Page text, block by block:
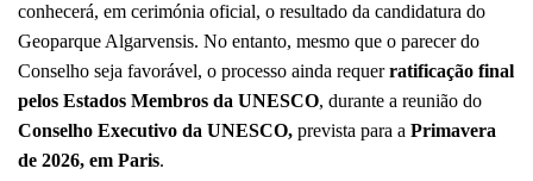
conhecerá, em cerimónia oficial, o resultado da candidatura do
Geoparque Algarvensis. No entanto, mesmo que o parecer do
Conselho seja favorável, o processo ainda requerratificação final
pelos Estados Membros da UNESCO, durante a reunião do
Conselho Executivo da UNESCO, prevista para a Primavera
de 2026, em Paris.